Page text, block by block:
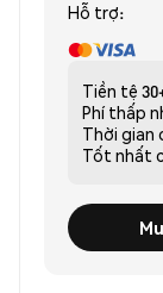
Hỗ trợ:
Tiền tệ
Phí thấp
Thời gian
Tốt nhất